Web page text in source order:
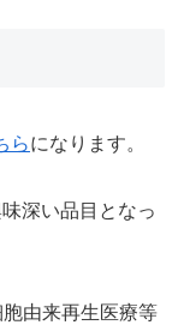
らになります。
深い品目となっ
由来再生医療等